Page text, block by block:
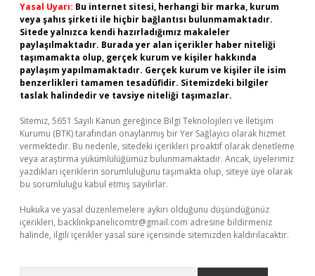
Yasal Uyarı: Bu internet sitesi, herhangi bir marka, kurum
veya şahıs şirketi ile hiçbir bağlantısı bulunmamaktadır.
Sitede yalnızca kendi hazırladığımız makaleler
paylaşılmaktadır. Burada yer alan içerikler haber niteliği
taşımamakta olup, gerçek kurum ve kişiler hakkında
paylaşım yapılmamaktadır. Gerçek kurum ve kişiler ile isim
benzerlikleri tamamen tesadüfidir. Sitemizdeki bilgiler
taslak halindedir ve tavsiye niteliği taşımazlar.
Sitemiz, 5651 Sayılı Kanun gereğince Bilgi Teknolojileri ve İletişim
Kurumu (BTK) tarafından onaylanmış bir Yer Sağlayıcı olarak hizmet
vermektedir. Bu nedenle, sitedeki içerikleri proaktif olarak denetleme
veya araştırma yükümlülüğümüz bulunmamaktadır. Ancak, üyelerimiz
yazdıkları içeriklerin sorumluluğunu taşımakta olup, siteye üye olarak
bu sorumluluğu kabul etmiş sayılırlar.
Hukuka ve yasal düzenlemelere aykırı olduğunu düşündüğünüz
içerikleri, backlinkpanelicomtr@gmail.com adresine bildirmeniz
halinde, ilgili içerikler yasal süre içerisinde sitemizden kaldırılacaktır.